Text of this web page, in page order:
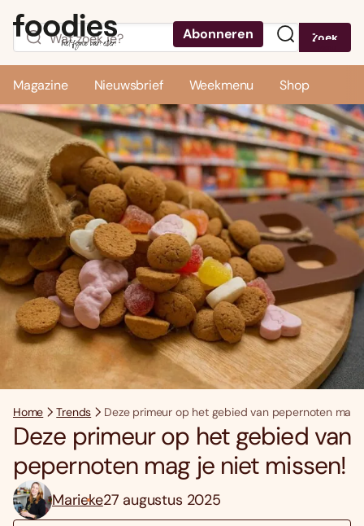
Abonneren Zoek
Magazine Nieuwsbrief Weekmenu Shop
Home Trends Deze primeur op het gebied van pepernoten mag
Deze primeur op het gebied van
pepernoten mag je niet missen!
Marieke27 augustus 2025